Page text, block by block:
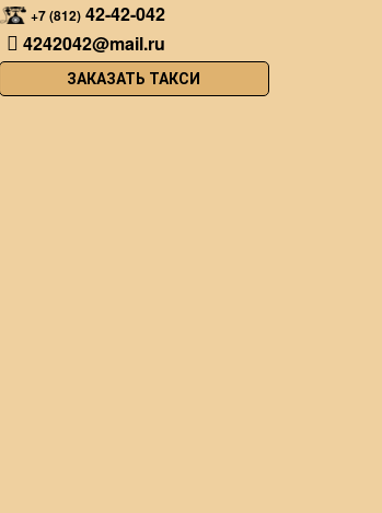
+7 (812) 42-42-042
4242042@mail.ru
ЗАКАЗАТЬ ТАКСИ